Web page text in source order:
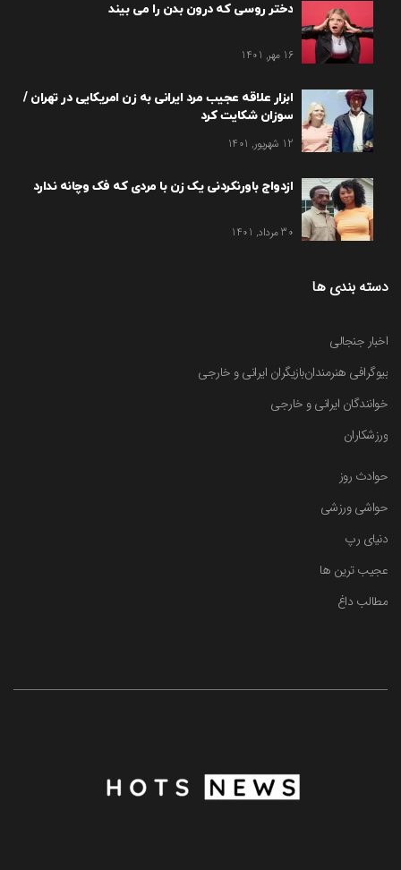
دختر روسی که درون بدن را می بیند
16 مهر, 1401
ابزار علاقه عجیب مرد ایرانی به زن امریکایی در تهران /
سوزان شکایت کرد
12 شهریور, 1401
ازدواج باورنکردنی یک زن با مردی که فک وچانه ندارد
30 مرداد, 1401
دسته بندی ها
اخبار جنجالی
بیوگرافی هنرمندانبازیگران ایرانی و خارجی
خوانندگان ایرانی و خارجی
ورزشکاران
حوادث روز
حواشی ورزشی
دنیای رپ
عجیب ترین ها
مطالب داغ